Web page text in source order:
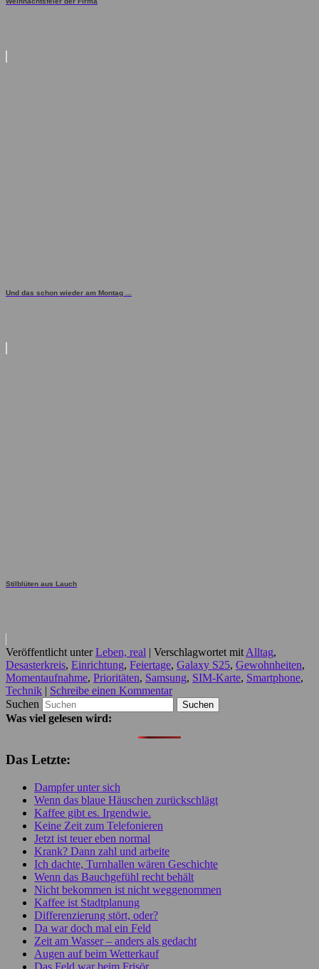
Und das schon wieder am Montag ...
Stilblüten aus Lauch
Veröffentlicht unter Leben, real | Verschlagwortet mit Alltag,
Desasterkreis, Einrichtung, Feiertage, Galaxy S25, Gewohnheiten,
Momentaufnahme, Prioritäten, Samsung, SIM-Karte, Smartphone,
Technik | Schreibe einen Kommentar
Suchen
Was viel gelesen wird:
Das Letzte:
Dampfer unter sich
Wenn das blaue Häuschen zurückschlägt
Kaffee gibt es. Irgendwie.
Keine Zeit zum Telefonieren
Jetzt ist teuer eben normal
Krank? Dann zahl und arbeite
Ich dachte, Turnhallen wären Geschichte
Wenn das Bauchgefühl recht behält
Nicht bekommen ist nicht weggenommen
Kaffee ist Stadtplanung
Differenzierung stört, oder?
Da war doch mal ein Feld
Zeit am Wasser – anders als gedacht
Augen auf beim Wetterkauf
Das Feld war beim Frisör